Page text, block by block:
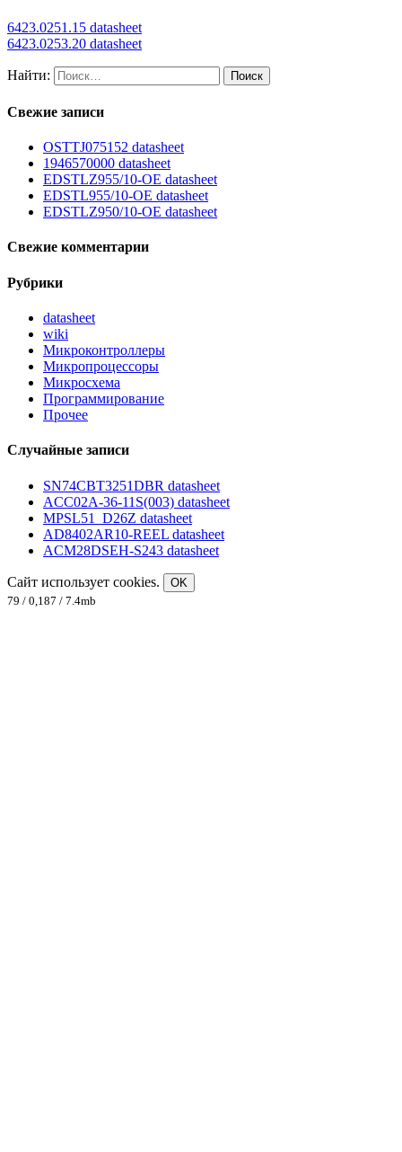
6423.0251.15 datasheet
6423.0253.20 datasheet
Найти:
Свежие записи
OSTTJ075152 datasheet
1946570000 datasheet
EDSTLZ955/10-OE datasheet
EDSTL955/10-OE datasheet
EDSTLZ950/10-OE datasheet
Свежие комментарии
Рубрики
datasheet
wiki
Микроконтроллеры
Микропроцессоры
Микросхема
Программирование
Прочее
Случайные записи
SN74CBT3251DBR datasheet
ACC02A-36-11S(003) datasheet
MPSL51_D26Z datasheet
AD8402AR10-REEL datasheet
ACM28DSEH-S243 datasheet
Сайт использует cookies.
OK
79 / 0,187 / 7.4mb